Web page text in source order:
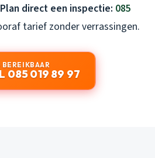
Plan direct een inspectie: 085
tarief zonder verrassingen.
BEREIKBAAR
085 019 89 97